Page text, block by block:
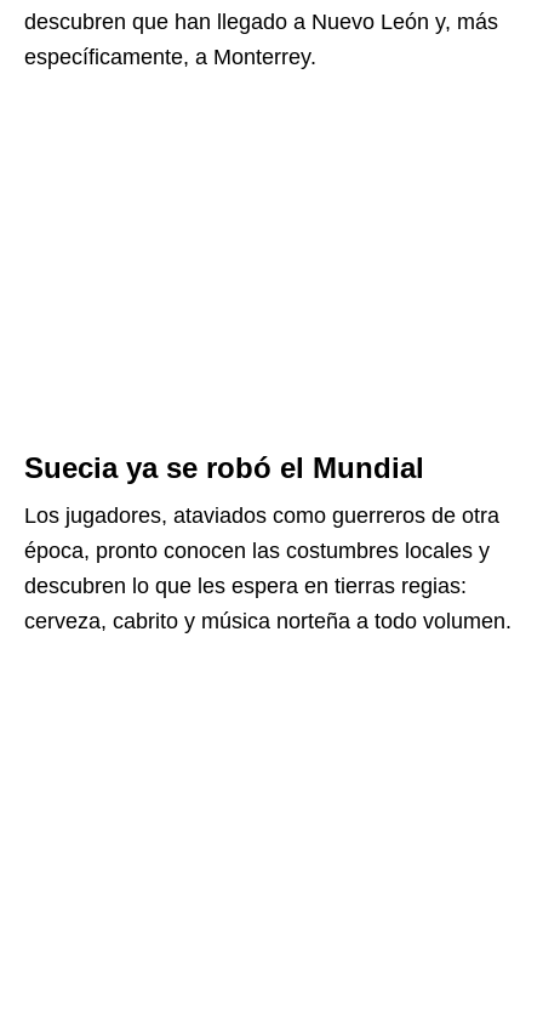
descubren que han llegado a Nuevo León y, más
específicamente, a Monterrey.
Suecia ya se robó el Mundial
Los jugadores, ataviados como guerreros de otra
época, pronto conocen las costumbres locales y
descubren lo que les espera en tierras regias:
cerveza, cabrito y música norteña a todo volumen.